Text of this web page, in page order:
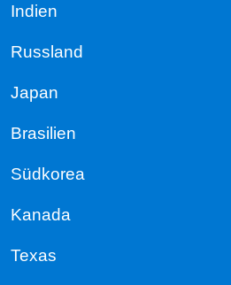
Indien
Russland
Japan
Brasilien
Südkorea
Kanada
Texas